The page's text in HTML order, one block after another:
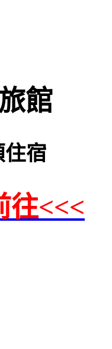
館
住宿
往<<<